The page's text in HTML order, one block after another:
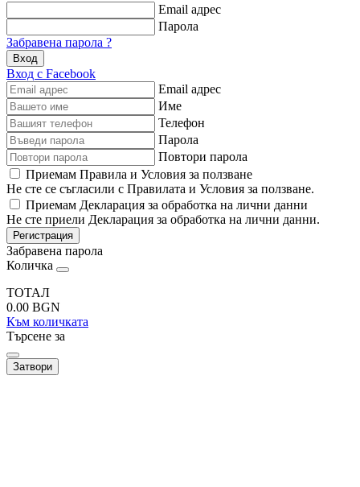
Email адрес
Парола
Забравена парола ?
Вход
Вход с Facebook
Email адрес
Име
Телефон
Парола
Повтори парола
Приемам Правила и Условия за ползване
Не сте се съгласили с Правилата и Условия за ползване.
Приемам Декларация за обработка на лични данни
Не сте приели Декларация за обработка на лични данни.
Регистрация
Забравена парола
Количка
ТОТАЛ
0.00 BGN
Към количката
Търсене за
Затвори